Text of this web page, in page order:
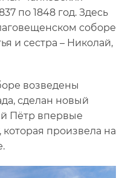
по 1848 год. Здесь
соборе
и сестра – Николай,
возведены
сделан новый
Пётр впервые
произвела на